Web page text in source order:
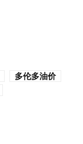
多伦多油价